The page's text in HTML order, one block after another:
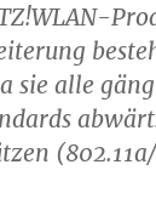
sie alle